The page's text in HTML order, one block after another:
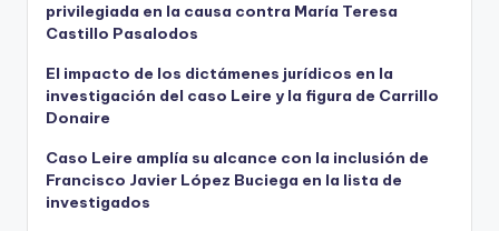
privilegiada en la causa contra María Teresa
Castillo Pasalodos
El impacto de los dictámenes jurídicos en la
investigación del caso Leire y la figura de Carrillo
Donaire
Caso Leire amplía su alcance con la inclusión de
Francisco Javier López Buciega en la lista de
investigados